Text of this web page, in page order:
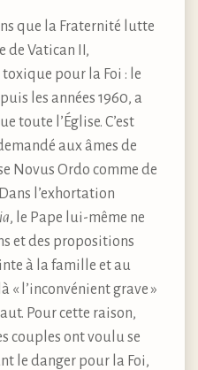
que la Fraternité lutte
de Vatican II,
pour la Foi : le
les années 1960, a
toute l’Église. C’est
aux âmes de
Novus Ordo comme de
l’exhortation
, le Pape lui-même ne
et des propositions
à la famille et au
« l’inconvénient grave »
Pour cette raison,
couples ont voulu se
le danger pour la Foi,